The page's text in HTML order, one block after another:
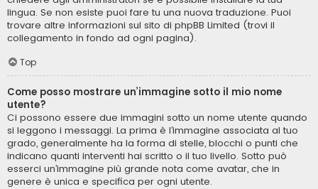
lingua. Se non esiste puoi fare tu una nuova traduzione. Puoi
trovare altre informazioni sul sito di phpBB Limited (trovi il
collegamento in fondo ad ogni pagina).
Top
Come posso mostrare un’immagine sotto il mio nome
utente?
Ci possono essere due immagini sotto un nome utente quando
si leggono i messaggi. La prima è l’immagine associata al tuo
grado, generalmente ha la forma di stelle, blocchi o punti che
indicano quanti interventi hai scritto o il tuo livello. Sotto può
esserci un’immagine più grande nota come avatar, che in
genere è unica e specifica per ogni utente.